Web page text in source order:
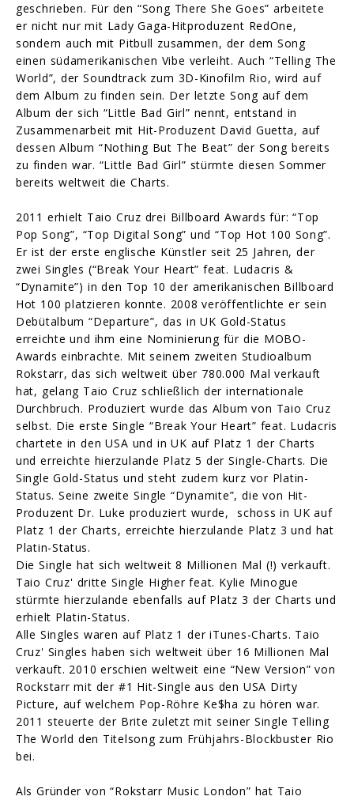
geschrieben. Für den “Song There She Goes” arbeitete
er nicht nur mit Lady Gaga-Hitproduzent RedOne,
sondern auch mit Pitbull zusammen, der dem Song
einen südamerikanischen Vibe verleiht. Auch “Telling The
World”, der Soundtrack zum 3D-Kinofilm Rio, wird auf
dem Album zu finden sein. Der letzte Song auf dem
Album der sich “Little Bad Girl” nennt, entstand in
Zusammenarbeit mit Hit-Produzent David Guetta, auf
dessen Album “Nothing But The Beat” der Song bereits
zu finden war. “Little Bad Girl” stürmte diesen Sommer
bereits weltweit die Charts.
2011 erhielt Taio Cruz drei Billboard Awards für: “Top
Pop Song”, “Top Digital Song” und “Top Hot 100 Song”.
Er ist der erste englische Künstler seit 25 Jahren, der
zwei Singles (“Break Your Heart” feat. Ludacris &
“Dynamite”) in den Top 10 der amerikanischen Billboard
Hot 100 platzieren konnte. 2008 veröffentlichte er sein
Debütalbum “Departure”, das in UK Gold-Status
erreichte und ihm eine Nominierung für die MOBO-
Awards einbrachte. Mit seinem zweiten Studioalbum
Rokstarr, das sich weltweit über 780.000 Mal verkauft
hat, gelang Taio Cruz schließlich der internationale
Durchbruch. Produziert wurde das Album von Taio Cruz
selbst. Die erste Single “Break Your Heart” feat. Ludacris
chartete in den USA und in UK auf Platz 1 der Charts
und erreichte hierzulande Platz 5 der Single-Charts. Die
Single Gold-Status und steht zudem kurz vor Platin-
Status. Seine zweite Single “Dynamite”, die von Hit-
Produzent Dr. Luke produziert wurde, schoss in UK auf
Platz 1 der Charts, erreichte hierzulande Platz 3 und hat
Platin-Status.
Die Single hat sich weltweit 8 Millionen Mal (!) verkauft.
Taio Cruz' dritte Single Higher feat. Kylie Minogue
stürmte hierzulande ebenfalls auf Platz 3 der Charts und
erhielt Platin-Status.
Alle Singles waren auf Platz 1 der iTunes-Charts. Taio
Cruz' Singles haben sich weltweit über 16 Millionen Mal
verkauft. 2010 erschien weltweit eine “New Version” von
Rockstarr mit der #1 Hit-Single aus den USA Dirty
Picture, auf welchem Pop-Röhre Ke$ha zu hören war.
2011 steuerte der Brite zuletzt mit seiner Single Telling
The World den Titelsong zum Frühjahrs-Blockbuster Rio
bei.
Als Gründer von “Rokstarr Music London” hat Taio